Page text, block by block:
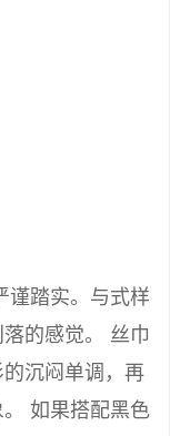
谨踏实。与式样
的感觉。 丝巾
沉闷单调，再
如果搭配黑色